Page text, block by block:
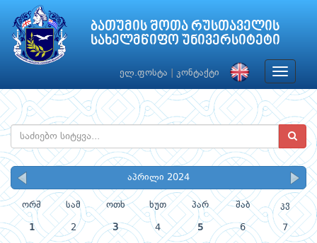
ბათუმის შოთა რუსთაველის
სახელმწიფო უნივერსიტეტი
ელ.ფოსტა კონტაქტი
Toggle
აპრილი 2024
ორშ სამ ოთხ ხუთ პარ შაბ კვ
1 2 3 4 5 6 7